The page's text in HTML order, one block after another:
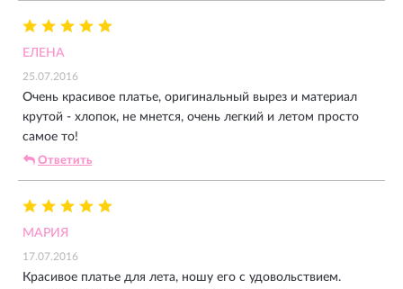
ЕЛЕНА
25.07.2016
Очень красивое платье, оригинальный вырез и материал
крутой - хлопок, не мнется, очень легкий и летом просто
самое то!
Ответить
МАРИЯ
17.07.2016
Красивое платье для лета, ношу его с удовольствием.